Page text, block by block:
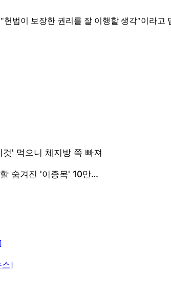
법이 보장한 권리를 잘 이행할 생각"이라고
스]